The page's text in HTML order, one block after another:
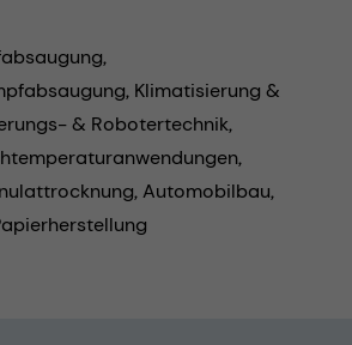
Klimatisierung &
& Robotertechnik,
Automobilbau,